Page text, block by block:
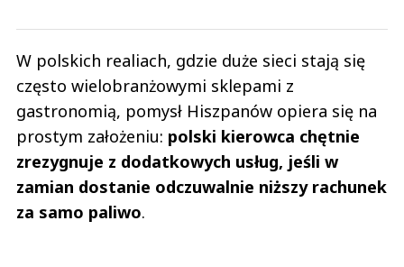
W polskich realiach, gdzie duże sieci stają się
często wielobranżowymi sklepami z
gastronomią, pomysł Hiszpanów opiera się na
prostym założeniu: polski kierowca chętnie
zrezygnuje z dodatkowych usług, jeśli w
zamian dostanie odczuwalnie niższy rachunek
za samo paliwo.